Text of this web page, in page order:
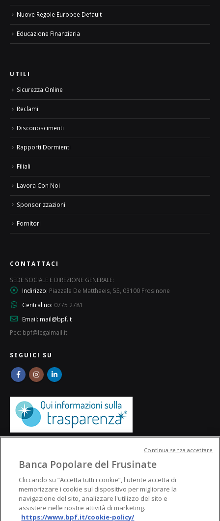
Nuove Regole Europee Default
Educazione Finanziaria
UTILI
Sicurezza Online
Reclami
Disconoscimenti
Rapporti Dormienti
Filiali
Lavora Con Noi
Sponsorizzazioni
Fornitori
CONTATTACI
SEDE SOCIALE E DIREZIONE GENERALE:
Indirizzo: Piazzale De Matthaeis, 55, 03100 Frosinone
Centralino: 0775 2781
Email: mail@bpf.it
Pec: bpf@legalmail.it
SEGUICI SU
Banca Popolare del Frusinate
Cliccando su “Accetta tutti i cookie”, l'utente accetta di
memorizzare i cookie sul dispositivo per migliorare la
navigazione del sito, analizzare l'utilizzo del sito e
assistere nelle nostre attività di marketing.
https://www.bpf.it/cookie-policy/
Continua senza accettare